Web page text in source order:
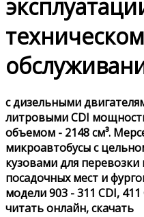
с дизельными
литровыми CDI
объемом - 2148 см³.
микроавтобусы с
кузовами для
посадочных мест и
модели 903 - 311 CDI,
читать онлайн, скачать